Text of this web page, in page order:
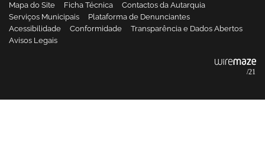
Mapa do Site Ficha Técnica
Contactos da Autarquia
Serviços Municipais
Plataforma de Denunciantes
Acessibilidade
Conformidade
Transparência e Dados Abertos
Avisos Legais